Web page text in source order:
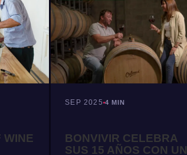
WINE
SEP 2025 4 MIN
BONVIVIR CELEBRA
SUS 15 AÑOS CON UN